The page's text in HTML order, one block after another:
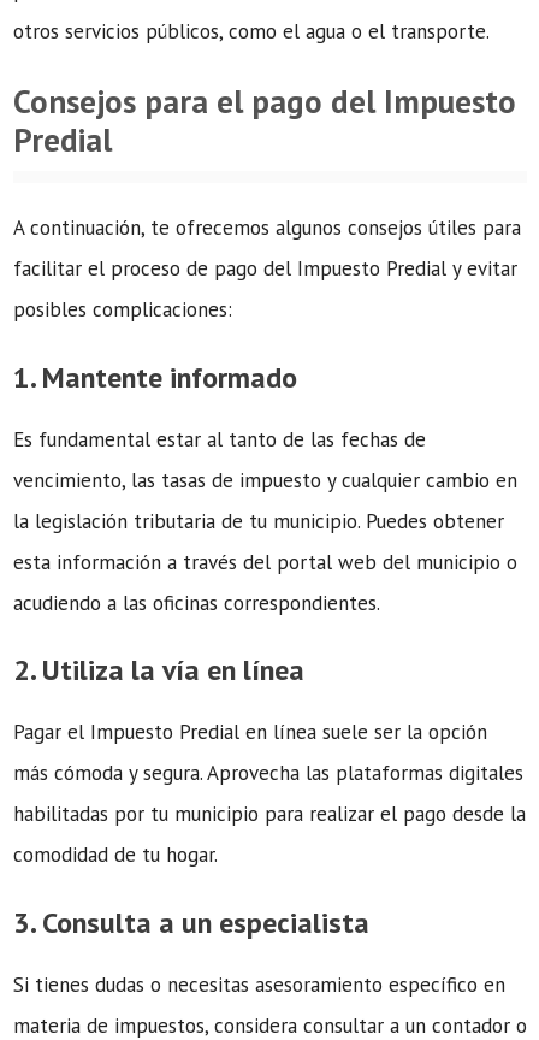
otros servicios públicos, como el agua o el transporte.
Consejos para el pago del Impuesto
Predial
A continuación, te ofrecemos algunos consejos útiles para
facilitar el proceso de pago del Impuesto Predial y evitar
posibles complicaciones:
1. Mantente informado
Es fundamental estar al tanto de las fechas de
vencimiento, las tasas de impuesto y cualquier cambio en
la legislación tributaria de tu municipio. Puedes obtener
esta información a través del portal web del municipio o
acudiendo a las oficinas correspondientes.
2. Utiliza la vía en línea
Pagar el Impuesto Predial en línea suele ser la opción
más cómoda y segura. Aprovecha las plataformas digitales
habilitadas por tu municipio para realizar el pago desde la
comodidad de tu hogar.
3. Consulta a un especialista
Si tienes dudas o necesitas asesoramiento específico en
materia de impuestos, considera consultar a un contador o